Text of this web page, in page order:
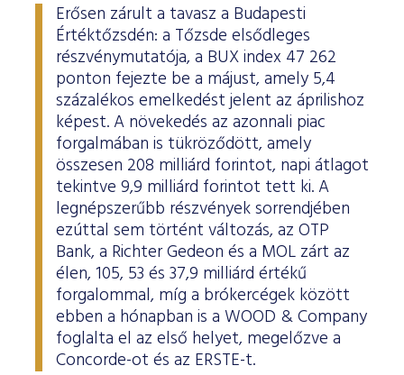
Erősen zárult a tavasz a Budapesti
Értéktőzsdén: a Tőzsde elsődleges
részvénymutatója, a BUX index 47 262
ponton fejezte be a májust, amely 5,4
százalékos emelkedést jelent az áprilishoz
képest. A növekedés az azonnali piac
forgalmában is tükröződött, amely
összesen 208 milliárd forintot, napi átlagot
tekintve 9,9 milliárd forintot tett ki. A
legnépszerűbb részvények sorrendjében
ezúttal sem történt változás, az OTP
Bank, a Richter Gedeon és a MOL zárt az
élen, 105, 53 és 37,9 milliárd értékű
forgalommal, míg a brókercégek között
ebben a hónapban is a WOOD & Company
foglalta el az első helyet, megelőzve a
Concorde-ot és az ERSTE-t.